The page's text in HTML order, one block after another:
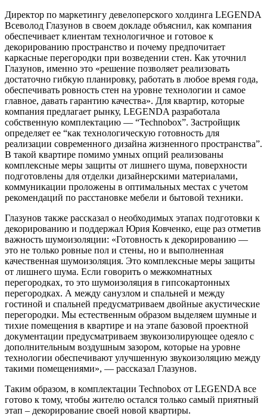
Директор по маркетингу девелоперского холдинга LEGENDA
Всеволод Глазунов в своем докладе объяснил, как компания
обеспечивает клиентам технологичное и готовое к
декорированию пространство и почему предпочитает
каркасные перегородки при возведении стен. Как уточнил
Глазунов, именно это «решение позволяет реализовать
достаточно гибкую планировку, работать в любое время года,
обеспечивать ровность стен на уровне технологии и самое
главное, давать гарантию качества». Для квартир, которые
компания предлагает рынку, LEGENDA разработала
собственную комплектацию — “Technobox”. Застройщик
определяет ее “как технологическую готовность для
реализации современного дизайна жизненного пространства”.
В такой квартире помимо умных опций реализованы
комплексные меры защиты от лишнего шума, поверхности
подготовлены для отделки дизайнерскими материалами,
коммуникации проложены в оптимальных местах с учетом
рекомендаций по расстановке мебели и бытовой техники.
Глазунов также рассказал о необходимых этапах подготовки к
декорированию и поддержал Юрия Ковченко, еще раз отметив
важность шумоизоляции: «Готовность к декорированию —
это не только ровные пол и стены, но и выполненная
качественная шумоизоляция. Это комплексные меры защиты
от лишнего шума. Если говорить о межкомнатных
перегородках, то это шумоизоляция в гипсокартонных
перегородках. А между санузлом и спальней и между
гостиной и спальней предусматриваем двойные акустические
перегородки. Мы естественным образом выделяем шумные и
тихие помещения в квартире и на этапе базовой проектной
документации предусматриваем звукоизолирующее одеяло с
дополнительным воздушным зазором, которые на уровне
технологии обеспечивают улучшенную звукоизоляцию между
такими помещениями», — рассказал Глазунов.
Таким образом, в комплектации Technobox от LEGENDA все
готово к тому, чтобы жителю остался только самый приятный
этап – декорирование своей новой квартиры.